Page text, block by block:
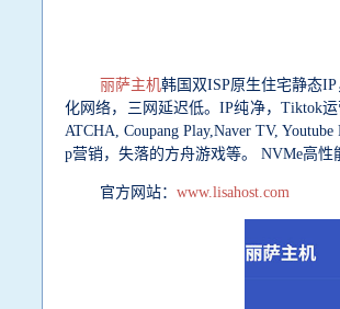
丽萨主机韩国双ISP原生住宅静态
化网络，三网延迟低。IP纯净，Tiktok
ATCHA, Coupang Play,Naver TV,
p营销，失落的方舟游戏等。 NVMe高性
官方网站： www.lisahost.com